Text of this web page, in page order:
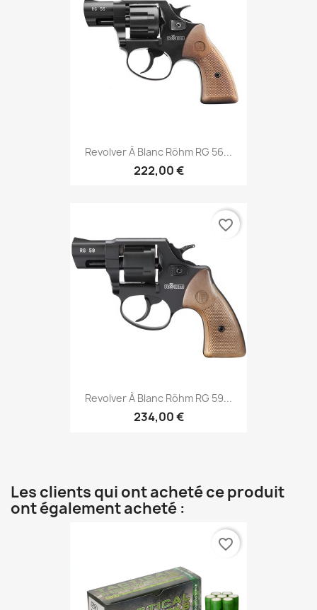
Revolver À Blanc Röhm RG 56...
222,00 €
Revolver À Blanc Röhm RG 59...
234,00 €
favorite_border
Les clients qui ont acheté ce produit
ont également acheté :
favorite_border